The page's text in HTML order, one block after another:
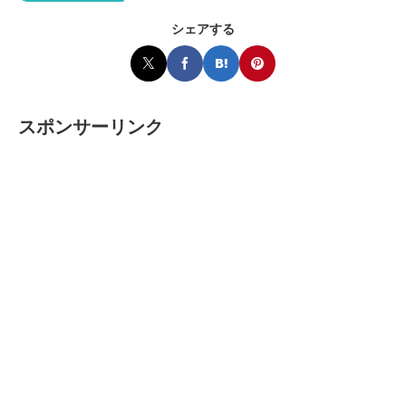
シェアする
スポンサーリンク